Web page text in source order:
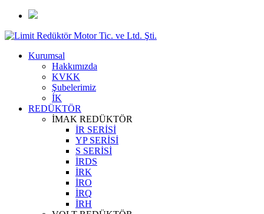
Kurumsal
Hakkımızda
KVKK
Şubelerimiz
İK
REDÜKTÖR
İMAK REDÜKTÖR
İR SERİSİ
YP SERİSİ
S SERİSİ
İRDS
İRK
İRO
İRQ
İRH